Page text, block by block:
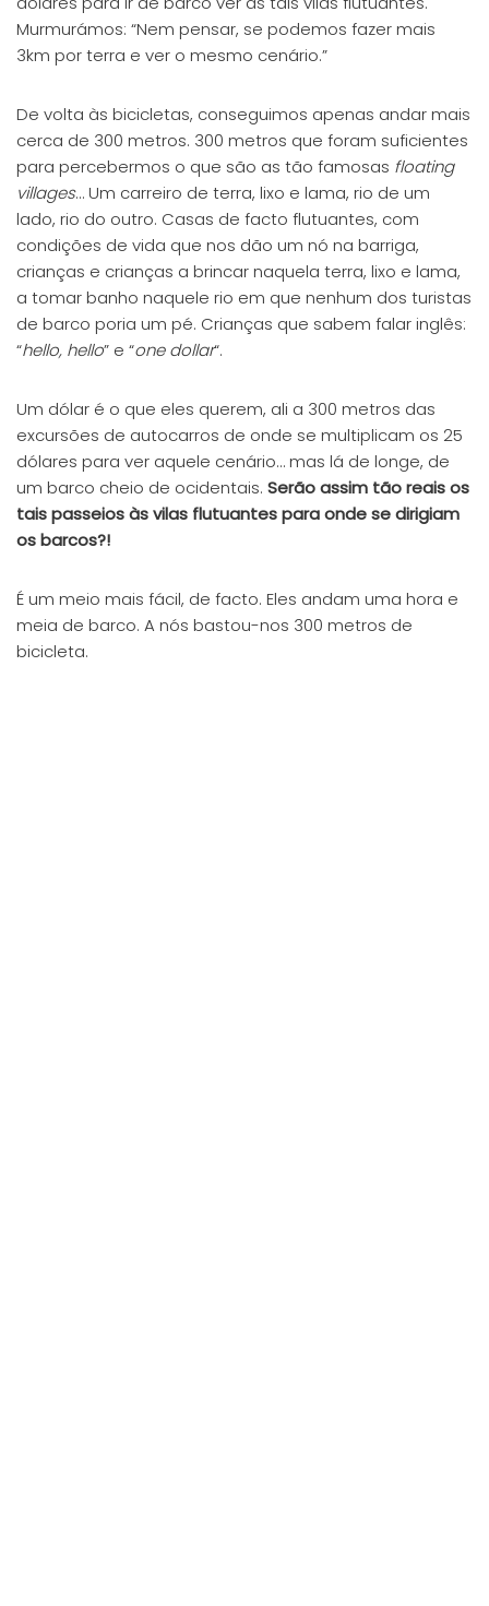
Murmurámos: “Nem pensar, se podemos fazer mais
3km por terra e ver o mesmo cenário.”
De volta às bicicletas, conseguimos apenas andar mais
cerca de 300 metros. 300 metros que foram suficientes
para percebermos o que são as tão famosas floating
villages… Um carreiro de terra, lixo e lama, rio de um
lado, rio do outro. Casas de facto flutuantes, com
condições de vida que nos dão um nó na barriga,
crianças e crianças a brincar naquela terra, lixo e lama,
a tomar banho naquele rio em que nenhum dos turistas
de barco poria um pé. Crianças que sabem falar inglês:
“hello, hello” e “one dollar“.
Um dólar é o que eles querem, ali a 300 metros das
excursões de autocarros de onde se multiplicam os 25
dólares para ver aquele cenário… mas lá de longe, de
um barco cheio de ocidentais. Serão assim tão reais os
tais passeios às vilas flutuantes para onde se dirigiam
os barcos?!
É um meio mais fácil, de facto. Eles andam uma hora e
meia de barco. A nós bastou-nos 300 metros de
bicicleta.